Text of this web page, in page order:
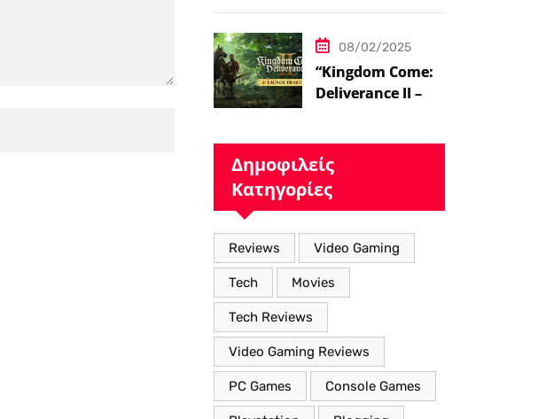
08/02/2025
“Kingdom Come:
Deliverance II – Η
Κόσμο με Νέα
Βελτιωμένα
Χαρακτηριστικά”
Δημοφιλείς
Κατηγορίες
Reviews Video Gaming
Tech Movies
Tech Reviews
Video Gaming Reviews
PC Games Console Games